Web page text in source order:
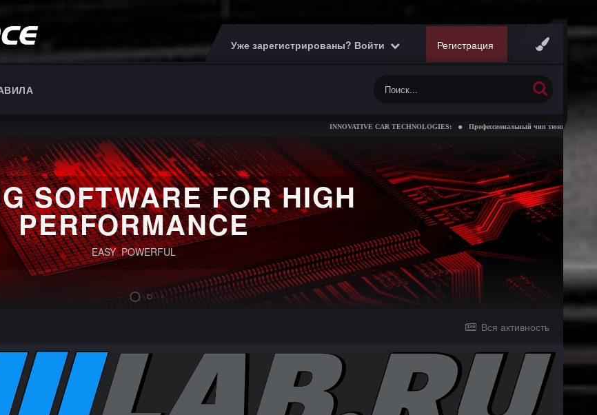
Уже зарегистрированы? Войти Регистрация
INNOVATIVE CAR TECHNOLOGIES: Профессиональный чип тюнинг коробок передач
SOFTWARE FOR HIGH
PERFORMANCE
EASY POWERFUL
Вся активность